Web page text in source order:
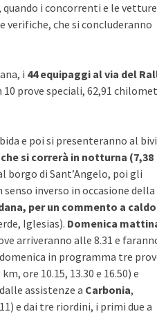
quando i concorrenti e le vetture
che si concluderanno
i 44 equipaggi al via del
prove speciali, 62,91
e poi si presenteranno al
si correrà in notturna (7,38
di Sant’Angelo, poi gli
inverso in occasione della
per un commento a caldo
Iglesias). Domenica
arriveranno alle 8.31 e
in programma tre
km, ore 10.15, 13.30 e 16.50) e
assistenze a Carbonia,
e dai tre riordini, i primi due a